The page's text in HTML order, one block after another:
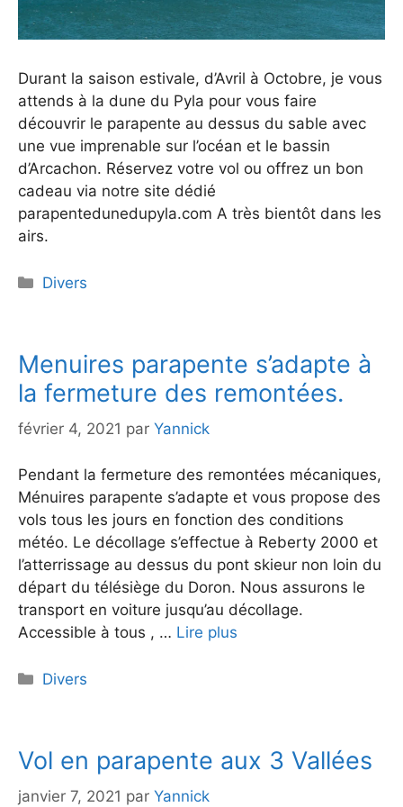
Durant la saison estivale, d’Avril à Octobre, je vous
attends à la dune du Pyla pour vous faire
découvrir le parapente au dessus du sable avec
une vue imprenable sur l’océan et le bassin
d’Arcachon. Réservez votre vol ou offrez un bon
cadeau via notre site dédié
parapentedunedupyla.com A très bientôt dans les
airs.
Catégories
Divers
Menuires parapente s’adapte à
la fermeture des remontées.
février 4, 2021 par Yannick
Pendant la fermeture des remontées mécaniques,
Ménuires parapente s’adapte et vous propose des
vols tous les jours en fonction des conditions
météo. Le décollage s’effectue à Reberty 2000 et
l’atterrissage au dessus du pont skieur non loin du
départ du télésiège du Doron. Nous assurons le
transport en voiture jusqu’au décollage.
Accessible à tous , … Lire plus
Catégories
Divers
Vol en parapente aux 3 Vallées
janvier 7, 2021 par Yannick